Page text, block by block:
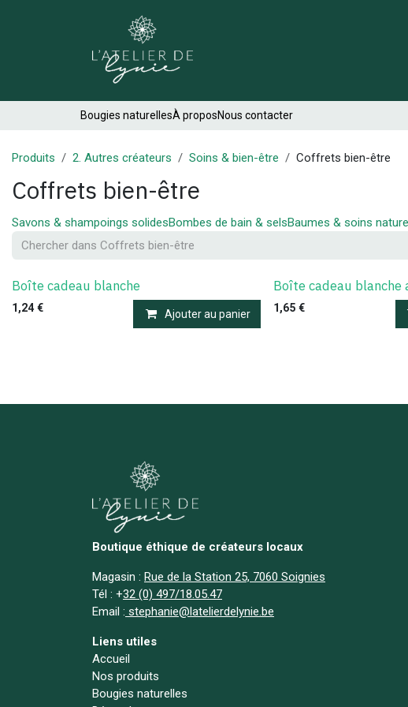
Bougies naturellesÀ proposNous contacter
Produits 2. Autres créateurs Soins & bien-être Coffrets bien-être
Coffrets bien-être
Savons & shampoings solidesBombes de bain & selsBaumes & soins
Boîte cadeau blanche
1,24€ Ajouter au panier
Boîte cadeau blanche
1,65 €
Boutique éthique de créateurs locaux
Magasin : Rue de la Station 25, 7060 Soignies
Tél : +32 (0) 497/18.05.47
Email : stephanie@latelierdelynie.be
Liens utiles
Accueil
Nos produits
Bougies naturelles